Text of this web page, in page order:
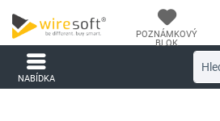
POZNÁMKOVÝ
BLOK
NABÍDKA